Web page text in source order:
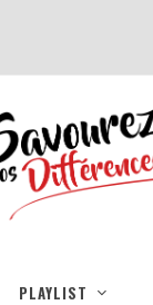
PLAYLIST